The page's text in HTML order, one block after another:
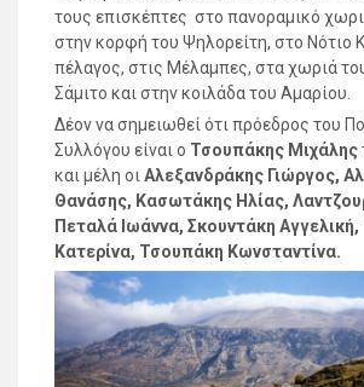
τους επισκέπτες στο πανοραμικό
στην κορφή του Ψηλορείτη, στο Νότιο
πέλαγος, στις Μέλαμπες, στα χωριά
Σάμιτο και στην κοιλάδα του Αμαρίου.
Δέον να σημειωθεί ότι πρόεδρος του
Συλλόγου είναι ο Τσουπάκης Μιχάλης
και μέλη οι Αλεξανδράκης Γιώργος,
Θανάσης, Κασωτάκης Ηλίας,
Πεταλά Ιωάννα, Σκουντάκη
Κατερίνα, Τσουπάκη Κωνσταντίνα.